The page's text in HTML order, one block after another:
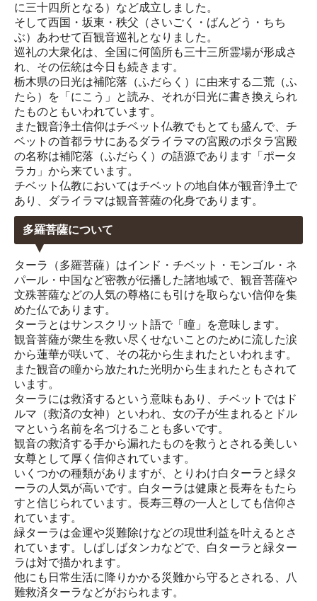
に三十四所となる）など成立しました。
そして西国・坂東・秩父（さいごく・ばんどう・ちち
ぶ）あわせて百観音巡礼となりました。
巡礼の大衆化は、全国に何箇所も三十三所霊場が形成さ
れ、その伝統は今日も続きます。
栃木県の日光は補陀落（ふだらく）に由来する二荒（ふ
たら）を「にこう」と読み、それが日光に書き換えられ
たものともいわれています。
また観音浄土信仰はチベット仏教でもとても盛んで、チ
ベットの首都ラサにあるダライラマの宮殿のポタラ宮殿
の名称は補陀落（ふだらく）の語源であります「ポータ
ラカ」から来ています。
チベット仏教においてはチベットの地自体が観音浄土で
あり、ダライラマは観音菩薩の化身であります。
多羅菩薩について
ターラ（多羅菩薩）はインド・チベット・モンゴル・ネ
パール・中国など密教が伝播した諸地域で、観音菩薩や
文殊菩薩などの人気の尊格にも引けを取らない信仰を集
めた仏であります。
ターラとはサンスクリット語で「瞳」を意味します。
観音菩薩が衆生を救い尽くせないことのために流した涙
から蓮華が咲いて、その花から生まれたといわれます。
また観音の瞳から放たれた光明から生まれたともされて
います。
ターラには救済するという意味もあり、チベットではド
ルマ（救済の女神）といわれ、女の子が生まれるとドル
マという名前を名づけることも多いです。
観音の救済する手から漏れたものを救うとされる美しい
女尊として厚く信仰されています。
いくつかの種類がありますが、とりわけ白ターラと緑タ
ーラの人気が高いです。白ターラは健康と長寿をもたら
すと信じられています。長寿三尊の一人としても信仰さ
れています。
緑ターラは金運や災難除けなどの現世利益を叶えるとさ
れています。しばしばタンカなどで、白ターラと緑ター
ラは対で描かれます。
他にも日常生活に降りかかる災難から守るとされる、八
難救済ターラなどがおられます。